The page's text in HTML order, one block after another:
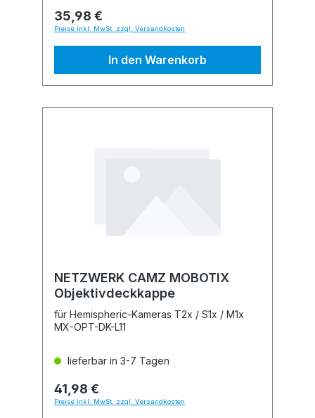
35,98 €
Preise inkl. MwSt. zzgl. Versandkosten
In den Warenkorb
NETZWERK CAMZ MOBOTIX
Objektivdeckkappe
für Hemispheric-Kameras T2x / S1x / M1x
MX-OPT-DK-L11
lieferbar in 3-7 Tagen
41,98 €
Preise inkl. MwSt. zzgl. Versandkosten